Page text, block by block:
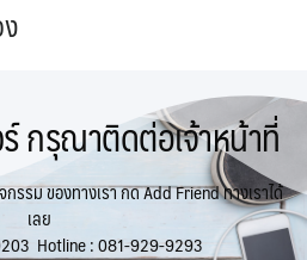
กรุณาติดต่อเจ้าหน้าที่
รรม ของทางเรา กด Add Friend ทางเราได้
เลย
Hotline :081-929-9293